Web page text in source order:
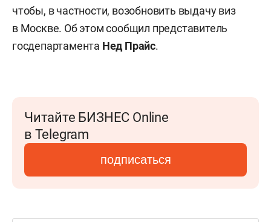
чтобы, в частности, возобновить выдачу виз
в Москве. Об этом сообщил представитель
госдепартамента Нед Прайс.
Читайте БИЗНЕС Online
в Telegram
подписаться